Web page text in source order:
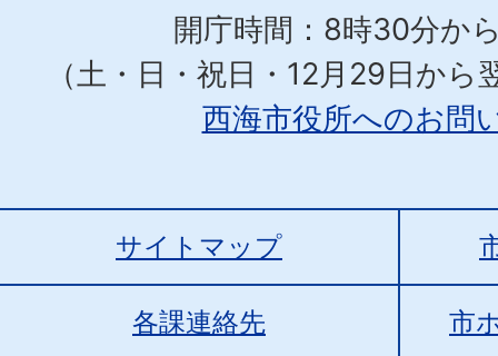
開庁時間：8時30分か
（土・日・祝日・12月29日から
西海市役所へのお問
サイトマップ
各課連絡先 市